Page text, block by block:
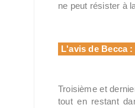
ne peut résister à
L'avis de Becca :
Troisième et
tout en restant